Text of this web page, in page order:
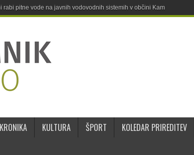
rabi pitne vode na javnih vodovodnih sistemih v občini Kamnik
KRONIKA KULTURA ŠPORT KOLEDAR PRIREDITEV